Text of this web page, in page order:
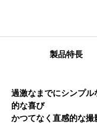
製品特長
過激なまでにシンプ
的な喜び
かつてなく直感的な